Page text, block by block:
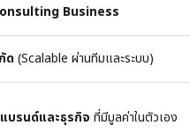
Business
ด (Scalable ผ่านทีมและระบบ)
บรนด์และธุรกิจ ที่มีมูลค่าในตัวเอง